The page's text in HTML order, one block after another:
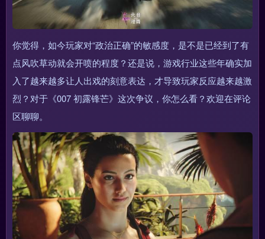
你觉得，如今玩家对“政治正确”的敏感度，是不是已经到了有
点风吹草动就会开喷的程度？还是说，游戏行业这些年确实加
入了越来越多让人出戏的刻意表达，才导致玩家反应越来越激
烈？对于《007 初露锋芒》这次争议，你怎么看？欢迎在评论
区聊聊。